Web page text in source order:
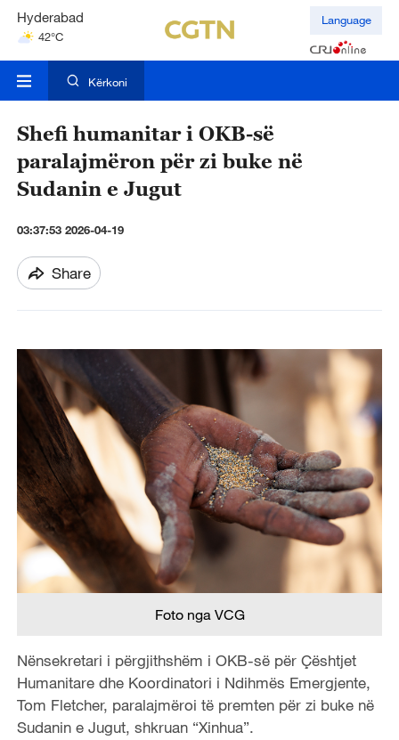
Hyderabad
42°C
Mumbai
Language
Kërkoni
Shefi humanitar i OKB-së
paralajmëron për zi buke në
Sudanin e Jugut
03:37:53 2026-04-19
Share
Foto nga VCG
Nënsekretari i përgjithshëm i OKB-së për Çështjet
Humanitare dhe Koordinatori i Ndihmës Emergjente,
Tom Fletcher, paralajmëroi të premten për zi buke në
Sudanin e Jugut, shkruan “Xinhua”.